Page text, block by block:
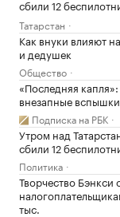
сбили 12
Татарстан
Как внуки влияют
и дедушек
Общество
«Последняя
внезапные
Подписка на РБК
Утром над
сбили 12
Политика
Творчество Бэнкси
тыс.